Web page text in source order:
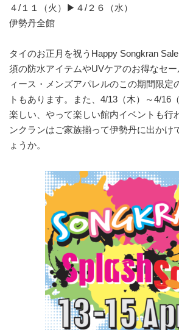
４/１１（火）▶４/２６（水）
伊勢丹全館
タイのお正月を祝うHappy Songkran
須の防水アイテムやUVケアのお得なセ
ィース・メンズアパレルのこの期間限定
トもあります。また、4/13（木）～4/16
楽しい、やって楽しい館内イベントも行
ンクランはご家族揃って伊勢丹に出かけ
ょうか。